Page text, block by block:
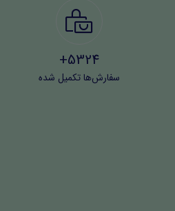
5324+
سفارش‌ها تکمیل شده